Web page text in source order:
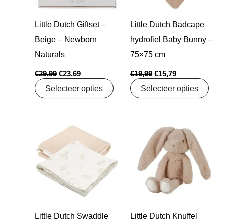
Little Dutch Giftset –
Beige – Newborn
Naturals
€29,99 €23,69
Selecteer opties
Little Dutch Badcape
hydrofiel Baby Bunny –
75×75 cm
€19,99 €15,79
Selecteer opties
Little Dutch Swaddle
prijs
€12,99.
prijs
€10,26.
Little Dutch Knuffel
prijs
was:
€12,99.
prijs
is:
€10,99.